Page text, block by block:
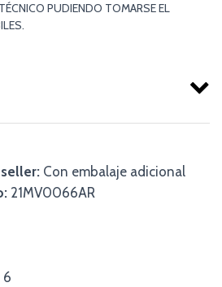
PUDIENDO TOMARSE EL
Con embalaje adicional
21MV0066AR
6